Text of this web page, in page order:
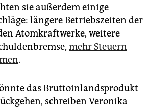
sie außerdem einige
längere Betriebszeiten der
Atomkraftwerke, weitere
mehr Steuern
.
das Bruttoinlandsprodukt
schreiben Veronika